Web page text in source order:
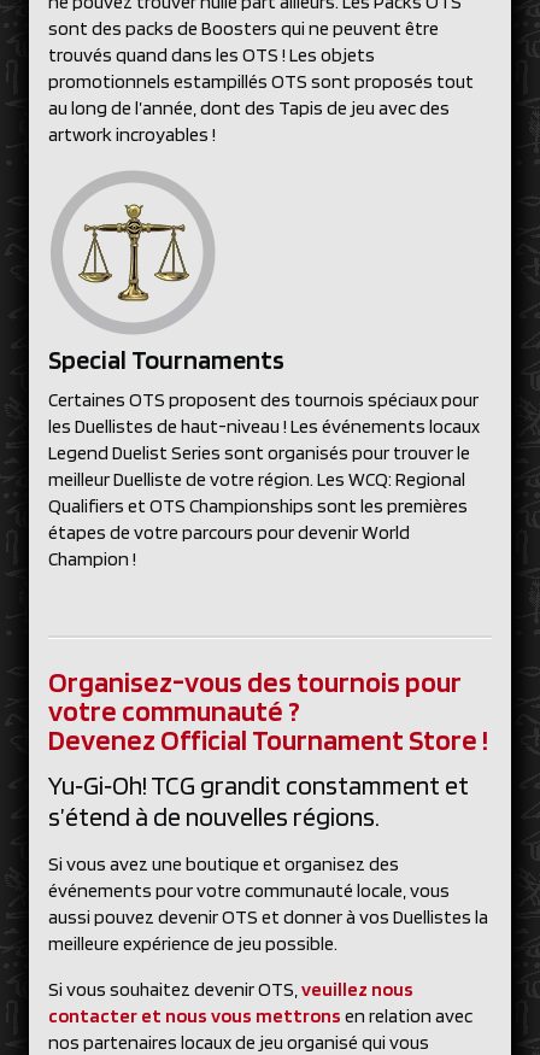
sont des packs de Boosters qui ne peuvent être
trouvés quand dans les OTS ! Les objets
promotionnels estampillés OTS sont proposés tout
au long de l’année, dont des Tapis de jeu avec des
artwork incroyables !
Special Tournaments
Certaines OTS proposent des tournois spéciaux pour
les Duellistes de haut-niveau ! Les événements locaux
Legend Duelist Series sont organisés pour trouver le
meilleur Duelliste de votre région. Les WCQ: Regional
Qualifiers et OTS Championships sont les premières
étapes de votre parcours pour devenir World
Champion !
Organisez-vous des tournois pour
votre communauté ?
Devenez Official Tournament Store !
Yu‑Gi‑Oh! TCG grandit constamment et
s’étend à de nouvelles régions.
Si vous avez une boutique et organisez des
événements pour votre communauté locale, vous
aussi pouvez devenir OTS et donner à vos Duellistes la
meilleure expérience de jeu possible.
Si vous souhaitez devenir OTS,veuillez nous
contacter et nous vous mettrons en relation avec
nos partenaires locaux de jeu organisé qui vous